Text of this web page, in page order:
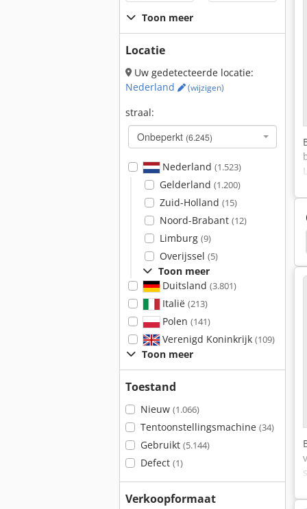
Toon meer
Locatie
Uw gedetecteerde locatie:
Nederland
(wijzigen)
straal:
Onbeperkt (6.245)
Nederland (1.523)
Gelderland (1.200)
Zuid-Holland (15)
Noord-Brabant (12)
Limburg (9)
Overijssel (5)
Toon meer
Duitsland (3.801)
Italië (213)
Polen (141)
Verenigd Koninkrijk (109)
Toon meer
Toestand
Nieuw (1.066)
Tentoonstellingsmachine (34)
Gebruikt (5.144)
Defect (1)
Verkoopformaat
Hako 1700